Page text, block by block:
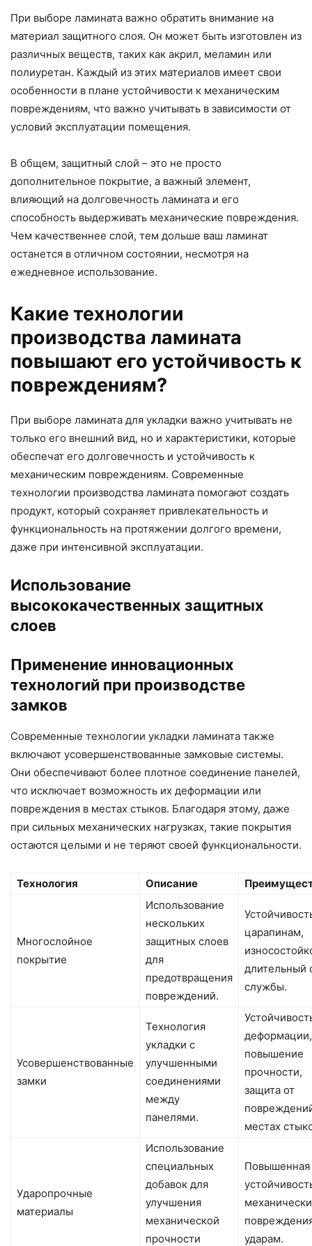
При выборе ламината важно обратить внимание на
материал защитного слоя. Он может быть изготовлен из
различных веществ, таких как акрил, меламин или
полиуретан. Каждый из этих материалов имеет свои
особенности в плане устойчивости к механическим
повреждениям, что важно учитывать в зависимости от
условий эксплуатации помещения.
В общем, защитный слой – это не просто
дополнительное покрытие, а важный элемент,
влияющий на долговечность ламината и его
способность выдерживать механические повреждения.
Чем качественнее слой, тем дольше ваш ламинат
останется в отличном состоянии, несмотря на
ежедневное использование.
Какие технологии
производства ламината
повышают его устойчивость к
повреждениям?
При выборе ламината для укладки важно учитывать не
только его внешний вид, но и характеристики, которые
обеспечат его долговечность и устойчивость к
механическим повреждениям. Современные
технологии производства ламината помогают создать
продукт, который сохраняет привлекательность и
функциональность на протяжении долгого времени,
даже при интенсивной эксплуатации.
Использование
высококачественных защитных
слоев
Применение инновационных
технологий при производстве
замков
Современные технологии укладки ламината также
включают усовершенствованные замковые системы.
Они обеспечивают более плотное соединение панелей,
что исключает возможность их деформации или
повреждения в местах стыков. Благодаря этому, даже
при сильных механических нагрузках, такие покрытия
остаются целыми и не теряют своей функциональности.
Технология Описание
Многослойное
покрытие
Использование
нескольких
защитных слоев
для
предотвращения
повреждений.
царапинам,
длительный
службы.
Усовершенствованные
замки
Технология
укладки с
улучшенными
соединениями
между
панелями.
деформации,
повышение
прочности,
защита от
местах
Ударопрочные
материалы
Использование
специальных
добавок для
улучшения
механической
прочности
Повышенная
ударам.